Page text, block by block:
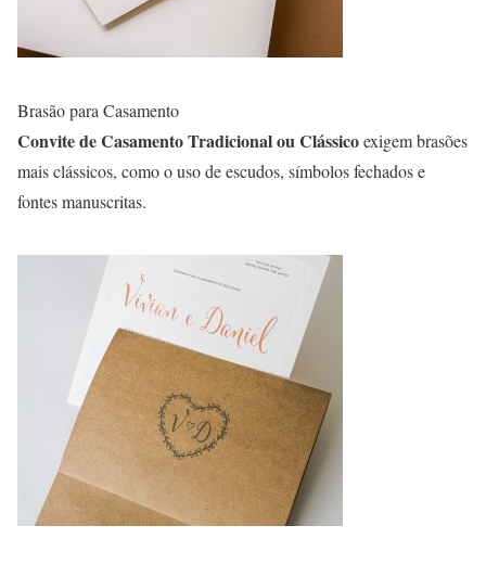
Brasão para Casamento
Convite de Casamento Tradicional ou Clássicoexigem brasões
mais clássicos, como o uso de escudos, símbolos fechados e
fontes manuscritas.